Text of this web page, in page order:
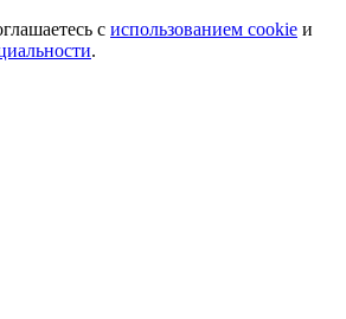
с использованием cookie и
.